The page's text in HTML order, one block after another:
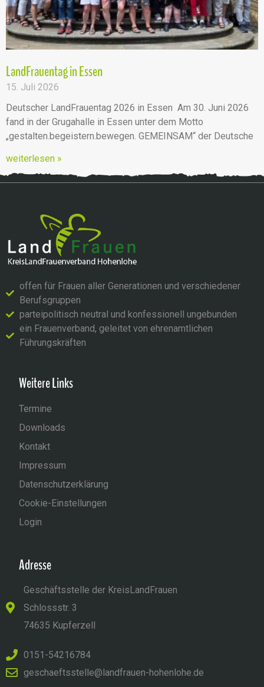
LandFrauentag in Essen
15. Juli 2026
Deutscher LandFrauentag 2026 in Essen Am 30. Juni 2026
fand in der Grugahalle in Essen unter dem Motto
„gestalten.begeistern.bewegen. GEMEINSAM“ der Deutsche
weiterlesen »
offen für Frauen aller Generationen und verschiedener
Berufsgruppen
parteipolitisch neutral und konfessionell ungebunden
ein Frauenverband, geleitet von ehrenamtlichen
Führungskräften
Weitere Links
Termine
Downloads
Kontakt
Impressum
Datenschutzerklärung
Cookie-Einstellungen
Login
Adresse
Geschäftsstelle der KreisLandFrauen
Schlossstr. 3
74635 Kupferzell
0151-54216784
geschaeftsstelle@landfrauen-hohenlohe.de